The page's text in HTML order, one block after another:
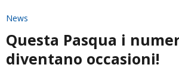
News
Questa Pasqua i
diventano occasioni!